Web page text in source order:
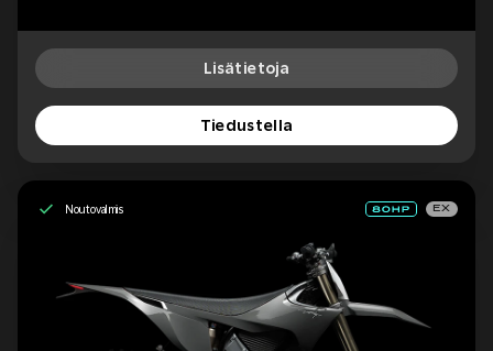
Lisätietoja
Tiedustella
Noutovalmis EX